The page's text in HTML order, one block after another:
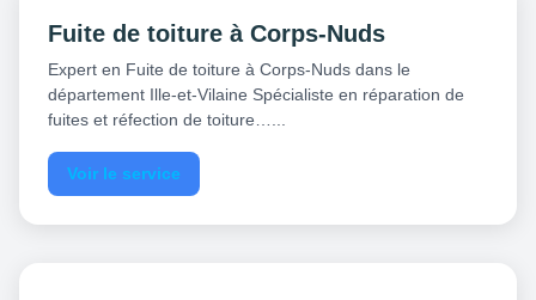
Fuite de toiture à Corps-Nuds
Expert en Fuite de toiture à Corps-Nuds dans le
département Ille-et-Vilaine Spécialiste en réparation de
fuites et réfection de toiture…...
Voir le service